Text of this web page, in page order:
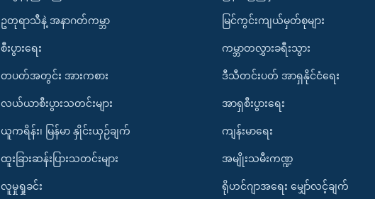
ဥတုရာသီနဲ့ အနာဂတ်ကမ္ဘာ
စီးပွားရေး
တပတ်အတွင်း အားကစား
လယ်ယာစီးပွားသတင်းများ
ယူကရိန်း၊ မြန်မာ နှိုင်းယှဉ်ချက်
ထူးခြားဆန်းပြားသတင်းများ
လူမှုရှုခင်း
မြင်ကွင်းကျယ်မှတ်စုများ
ကမ္ဘာတလွှားခရီးသွား
ဒီသီတင်းပတ် အာရှနိုင်ငံရေး
အာရှစီးပွားရေး
ကျန်းမာရေး
အမျိုးသမီးကဏ္ဍ
ရိုဟင်ဂျာအရေး မျှော်လင့်ချက်